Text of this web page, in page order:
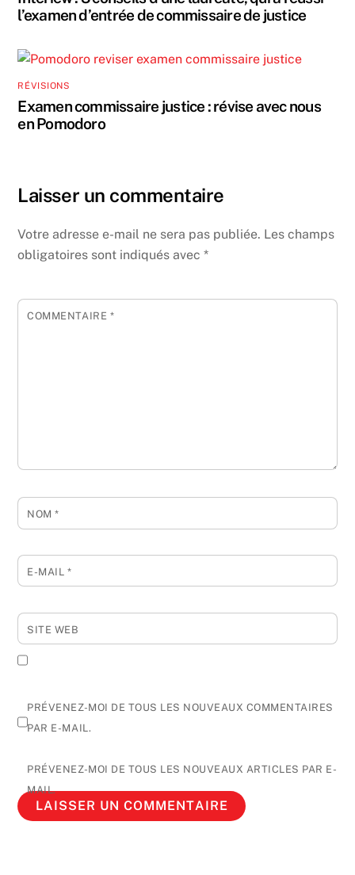
l’examen d’entrée de commissaire de justice
RÉVISIONS
Examen commissaire justice : révise avec nous
en Pomodoro
Laisser un commentaire
Votre adresse e-mail ne sera pas publiée. Les champs
obligatoires sont indiqués avec*
COMMENTAIRE *
NOM*
E-MAIL *
SITE WEB
PRÉVENEZ-MOI DE TOUS LES NOUVEAUX COMMENTAIRES
PAR E-MAIL.
PRÉVENEZ-MOI DE TOUS LES NOUVEAUX ARTICLES PAR E-
MAIL.